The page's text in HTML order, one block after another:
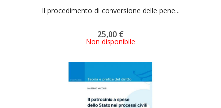
Il procedimento di conversione delle pene...
25,00 €
Non disponibile